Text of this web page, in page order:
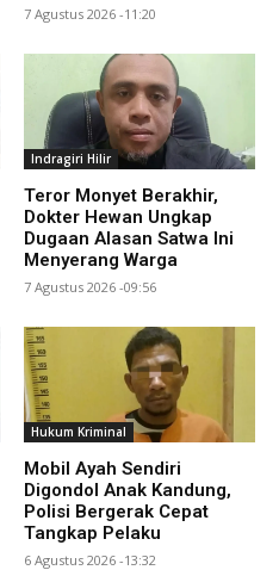
7 Agustus 2026 -11:20
Indragiri Hilir
Teror Monyet Berakhir,
Dokter Hewan Ungkap
Dugaan Alasan Satwa Ini
Menyerang Warga
7 Agustus 2026 -09:56
Hukum Kriminal
Mobil Ayah Sendiri
Digondol Anak Kandung,
Polisi Bergerak Cepat
Tangkap Pelaku
6 Agustus 2026 -13:32